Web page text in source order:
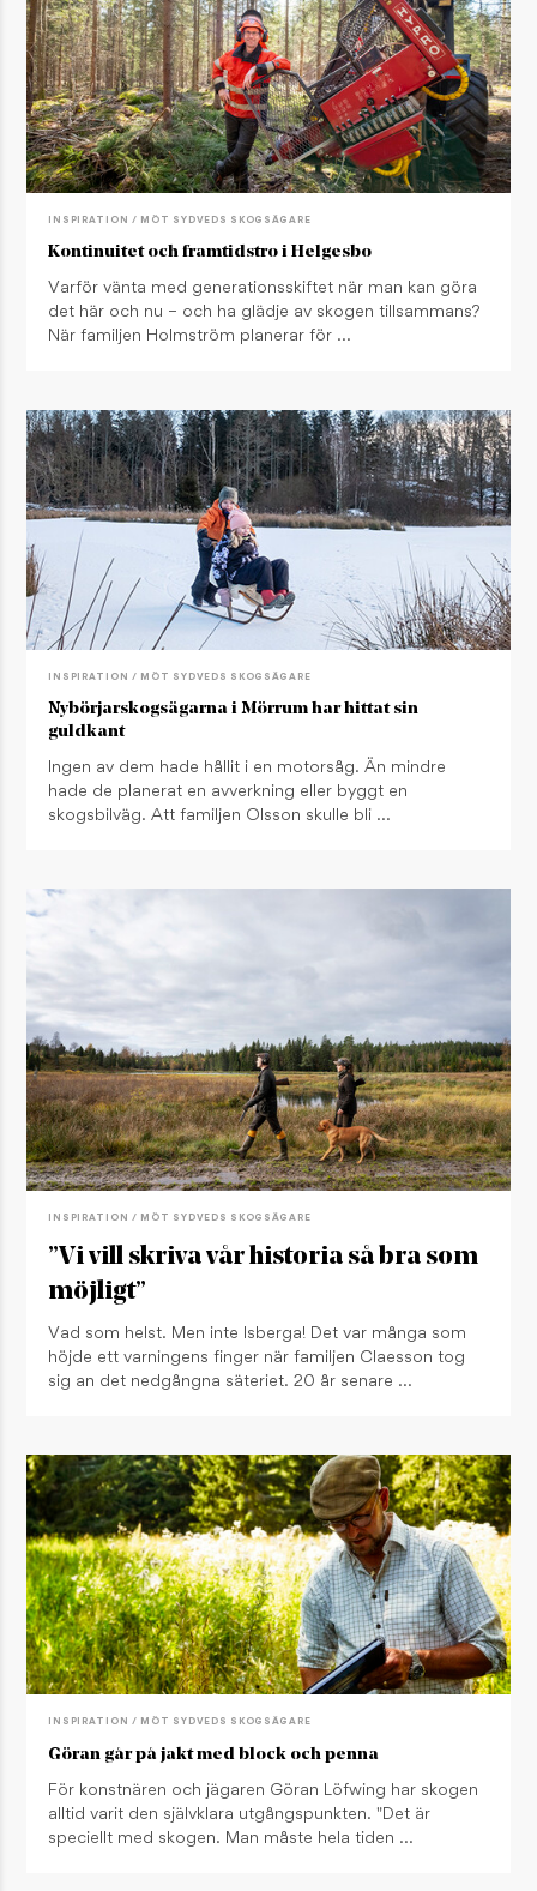
INSPIRATION / MÖT SYDVEDS SKOGSÄGARE
Kontinuitet och framtidstro i Helgesbo
Varför vänta med generationsskiftet när man kan göra
det här och nu – och ha glädje av skogen tillsammans?
När familjen Holmström planerar för …
INSPIRATION / MÖT SYDVEDS SKOGSÄGARE
Nybörjarskogsägarna i Mörrum har hittat sin
guldkant
Ingen av dem hade hållit i en motorsåg. Än mindre
hade de planerat en avverkning eller byggt en
skogsbilväg. Att familjen Olsson skulle bli …
INSPIRATION / MÖT SYDVEDS SKOGSÄGARE
”Vi vill skriva vår historia så bra som
möjligt”
Vad som helst. Men inte Isberga! Det var många som
höjde ett varningens finger när familjen Claesson tog
sig an det nedgångna säteriet. 20 år senare …
INSPIRATION / MÖT SYDVEDS SKOGSÄGARE
Göran går på jakt med block och penna
För konstnären och jägaren Göran Löfwing har skogen
alltid varit den självklara utgångspunkten. "Det är
speciellt med skogen. Man måste hela tiden …